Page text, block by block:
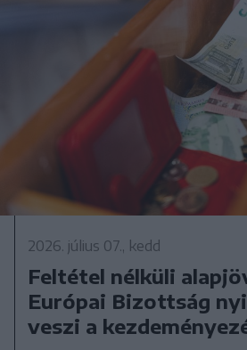
2026. július 07., kedd
Feltétel nélküli
Európai Bizottság
veszi a